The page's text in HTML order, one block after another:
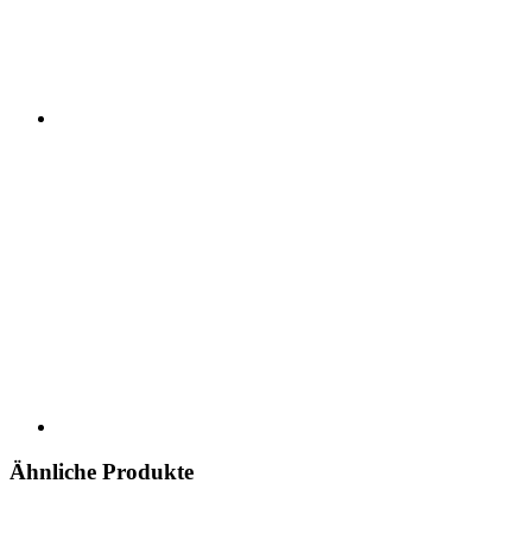
Ähnliche Produkte